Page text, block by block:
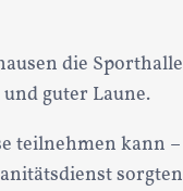
die
guter Laune.
teilnehmen kann